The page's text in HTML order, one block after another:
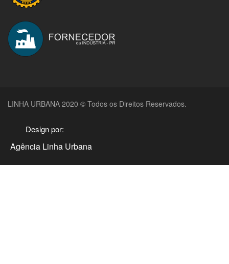
LINHA URBANA 2020 © Todos os Direitos Reservados.
Design por:
Agência Linha Urbana